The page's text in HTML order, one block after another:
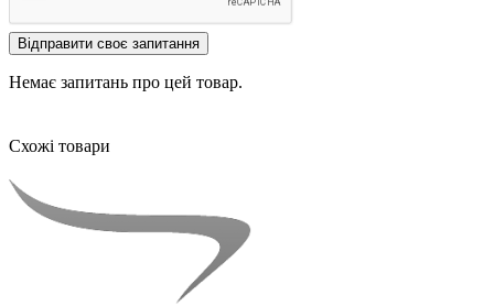
Відправити своє запитання
Немає запитань про цей товар.
Схожі товари